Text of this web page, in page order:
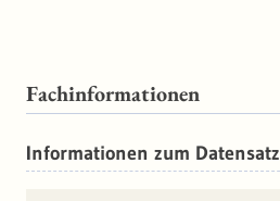
Fachinformationen
Informationen zum Datensatz